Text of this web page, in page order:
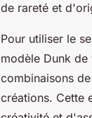
de rareté et
Pour utiliser le
modèle Dunk
combinaisons
créations. Cette